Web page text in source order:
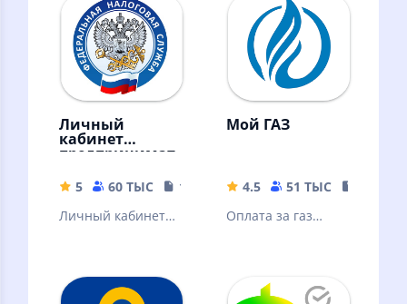
лояльности!
Личный
кабинет
предпринимат
5 60 ТЫС
113.8 MB
Личный кабинет
Мой ГАЗ
4.5 51 ТЫС
Оплата за газ